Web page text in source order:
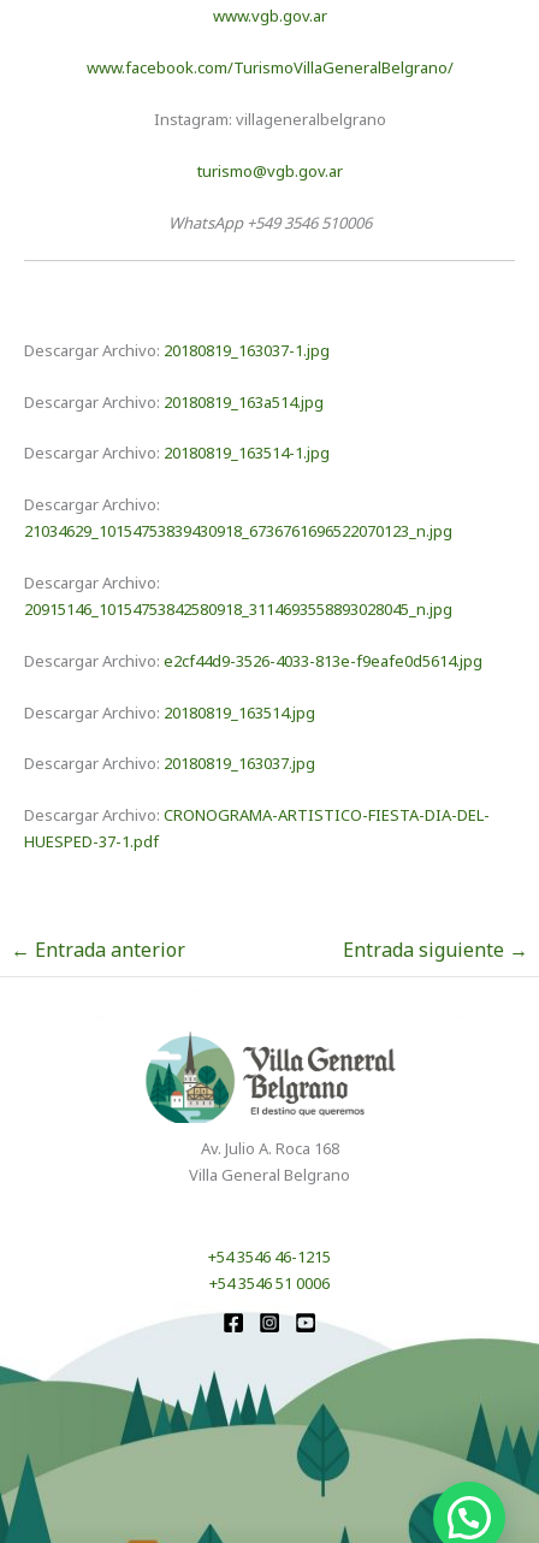
www.vgb.gov.ar
www.facebook.com/TurismoVillaGeneralBelgrano/
Instagram: villageneralbelgrano
turismo@vgb.gov.ar
WhatsApp +549 3546 510006
Descargar Archivo: 20180819_163037-1.jpg
Descargar Archivo: 20180819_163a514.jpg
Descargar Archivo: 20180819_163514-1.jpg
Descargar Archivo:
21034629_10154753839430918_6736761696522070123_n.jpg
Descargar Archivo:
20915146_10154753842580918_3114693558893028045_n.jpg
Descargar Archivo:e2cf44d9-3526-4033-813e-f9eafe0d5614.jpg
Descargar Archivo: 20180819_163514.jpg
Descargar Archivo: 20180819_163037.jpg
Descargar Archivo:CRONOGRAMA-ARTISTICO-FIESTA-DIA-DEL-
HUESPED-37-1.pdf
← Entrada anterior Entrada siguiente →
Av. Julio A. Roca 168
Villa General Belgrano
+54 3546 46-1215
+54 3546 51 0006